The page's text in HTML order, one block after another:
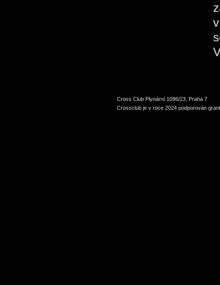
Cross Club Plynární 1096/23, Praha 7
Crossclub je v roce 2024 podporován